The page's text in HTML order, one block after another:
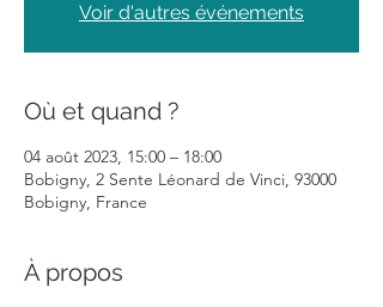
Voir d'autres événements
Où et quand ?
04 août 2023, 15:00 – 18:00
Bobigny, 2 Sente Léonard de Vinci, 93000
Bobigny, France
À propos